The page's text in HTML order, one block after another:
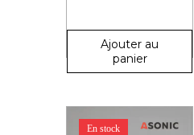
Ajouter au
panier
En stock